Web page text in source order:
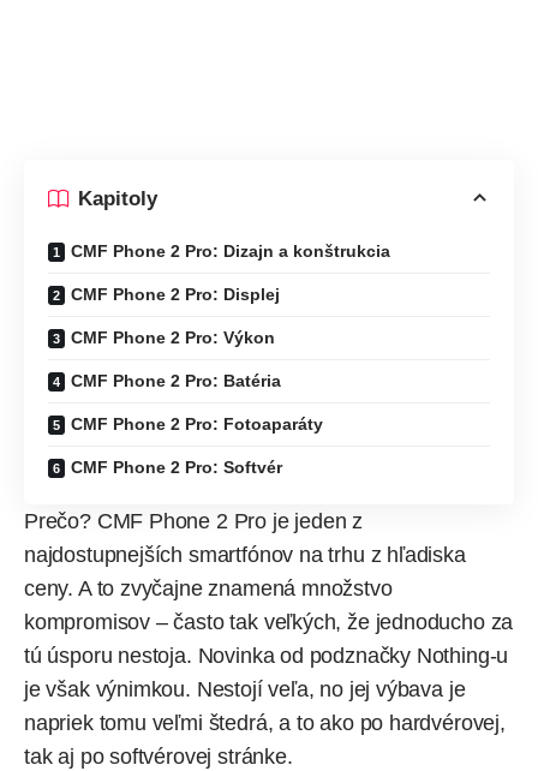
Kapitoly
CMF Phone 2 Pro: Dizajn a konštrukcia
CMF Phone 2 Pro: Displej
CMF Phone 2 Pro: Výkon
CMF Phone 2 Pro: Batéria
CMF Phone 2 Pro: Fotoaparáty
CMF Phone 2 Pro: Softvér
Prečo? CMF Phone 2 Pro je jeden z
najdostupnejších smartfónov na trhu z hľadiska
ceny. A to zvyčajne znamená množstvo
kompromisov – často tak veľkých, že jednoducho za
tú úsporu nestoja. Novinka od podznačky Nothing-u
je však výnimkou. Nestojí veľa, no jej výbava je
napriek tomu veľmi štedrá, a to ako po hardvérovej,
tak aj po softvérovej stránke.